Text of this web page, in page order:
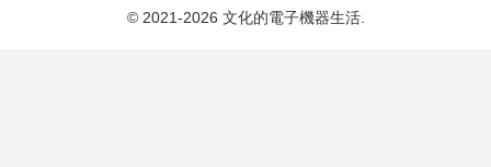
© 2021-2026 文化的電子機器生活.